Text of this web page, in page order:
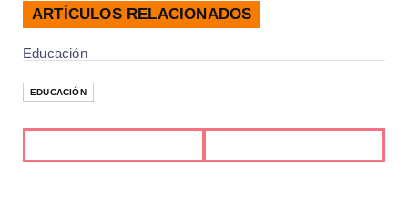
ARTÍCULOS RELACIONADOS
Educación
EDUCACIÓN